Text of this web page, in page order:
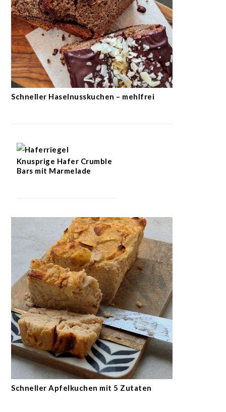
Schneller Haselnusskuchen – mehlfrei
Knusprige Hafer Crumble
Bars mit Marmelade
Schneller Apfelkuchen mit 5 Zutaten